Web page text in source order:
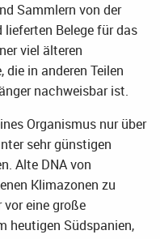
Sammlern von der
Belege für das
viel älteren
in anderen Teilen
nachweisbar ist.
Organismus nur über
sehr günstigen
Alte DNA von
Klimazonen zu
eine große
heutigen Südspanien,